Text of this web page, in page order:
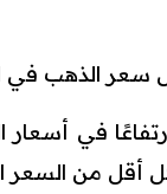
سعر الذهب
في
أقل من السعر